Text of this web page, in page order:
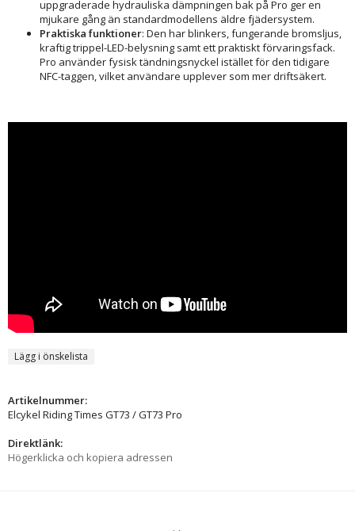
uppgraderade hydrauliska dämpningen bak på Pro ger en
mjukare gång än standardmodellens äldre fjädersystem.
Praktiska funktioner: Den har blinkers, fungerande bromsljus,
kraftig trippel-LED-belysning samt ett praktiskt förvaringsfack.
Pro använder fysisk tändningsnyckel istället för den tidigare
NFC-taggen, vilket användare upplever som mer driftsäkert.
Lägg i önskelista
Artikelnummer:
Elcykel Riding Times GT73 / GT73 Pro
Direktlänk:
Högerklicka och kopiera adressen